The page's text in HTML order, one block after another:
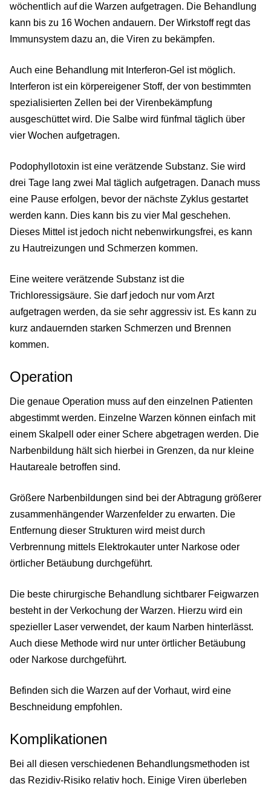
wöchentlich auf die Warzen aufgetragen. Die Behandlung
kann bis zu 16 Wochen andauern. Der Wirkstoff regt das
Immunsystem dazu an, die Viren zu bekämpfen.
Auch eine Behandlung mit Interferon-Gel ist möglich.
Interferon ist ein körpereigener Stoff, der von bestimmten
spezialisierten Zellen bei der Virenbekämpfung
ausgeschüttet wird. Die Salbe wird fünfmal täglich über
vier Wochen aufgetragen.
Podophyllotoxin ist eine verätzende Substanz. Sie wird
drei Tage lang zwei Mal täglich aufgetragen. Danach muss
eine Pause erfolgen, bevor der nächste Zyklus gestartet
werden kann. Dies kann bis zu vier Mal geschehen.
Dieses Mittel ist jedoch nicht nebenwirkungsfrei, es kann
zu Hautreizungen und Schmerzen kommen.
Eine weitere verätzende Substanz ist die
Trichloressigsäure. Sie darf jedoch nur vom Arzt
aufgetragen werden, da sie sehr aggressiv ist. Es kann zu
kurz andauernden starken Schmerzen und Brennen
kommen.
Operation
Die genaue Operation muss auf den einzelnen Patienten
abgestimmt werden. Einzelne Warzen können einfach mit
einem Skalpell oder einer Schere abgetragen werden. Die
Narbenbildung hält sich hierbei in Grenzen, da nur kleine
Hautareale betroffen sind.
Größere Narbenbildungen sind bei der Abtragung größerer
zusammenhängender Warzenfelder zu erwarten. Die
Entfernung dieser Strukturen wird meist durch
Verbrennung mittels Elektrokauter unter Narkose oder
örtlicher Betäubung durchgeführt.
Die beste chirurgische Behandlung sichtbarer Feigwarzen
besteht in der Verkochung der Warzen. Hierzu wird ein
spezieller Laser verwendet, der kaum Narben hinterlässt.
Auch diese Methode wird nur unter örtlicher Betäubung
oder Narkose durchgeführt.
Befinden sich die Warzen auf der Vorhaut, wird eine
Beschneidung empfohlen.
Komplikationen
Bei all diesen verschiedenen Behandlungsmethoden ist
das Rezidiv-Risiko relativ hoch. Einige Viren überleben